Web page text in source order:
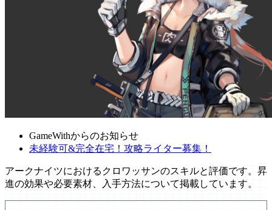
GameWithからのお知らせ
未経験可&完全在宅！攻略ライター募集！
アークナイツにおけるクロワッサンのスキルと評価です。昇
進の効果や必要素材、入手方法について掲載しています。